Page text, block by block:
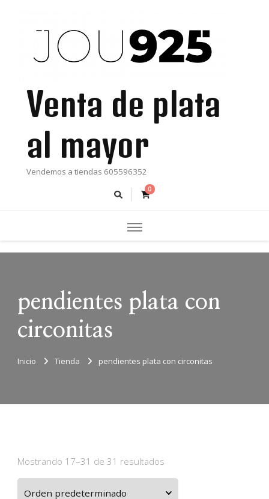
Venta de plata
al mayor
Vendemos a tiendas 605596352
0
pendientes plata con
circonitas
Inicio Tienda pendientes plata con circonitas
Mostrando 17–31 de 31 resultados